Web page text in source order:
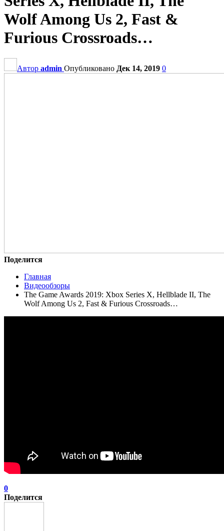
Wolf Among Us 2, Fast &
Furious Crossroads…
Автор admin Опубликовано Дек 14, 2019 0
Поделится
Главная
Видеообзоры
The Game Awards 2019: Xbox Series X, Hellblade II, The
Wolf Among Us 2, Fast & Furious Crossroads…
0
Поделится